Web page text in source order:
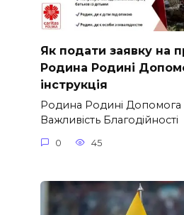
Як подати заявку на
Родина Родині
інструкція
Родина Родині Допомога
Важливість Благодійності
0 45